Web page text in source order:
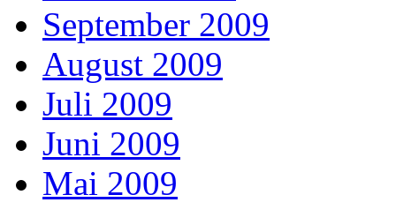
September 2009
August 2009
Juli 2009
Juni 2009
Mai 2009